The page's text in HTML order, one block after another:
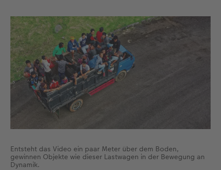
Entsteht das Video ein paar Meter über dem Boden,
gewinnen Objekte wie dieser Lastwagen in der Bewegung an
Dynamik.